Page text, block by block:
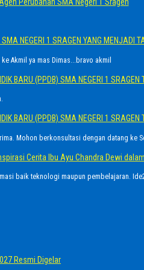
NEGERI 1 SRAGEN YANG MENJADI
Akmil ya mas Dimas...bravo akmil
BARU (PPDB) SMA NEGERI 1
BARU (PPDB) SMA NEGERI 1
Mohon berkonsultasi dengan datang ke
Cerita Ibu Ayu Chandra Dewi
baik teknologi maupun pembelajaran.
Resmi Digelar